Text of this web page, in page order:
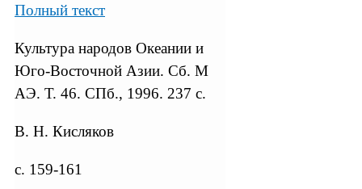
Полный текст
Культура народов Океании и
Юго-Восточной Азии. Сб. М
АЭ. Т. 46. СПб., 1996. 237 с.
B. Н. Кисляков
с. 159-161